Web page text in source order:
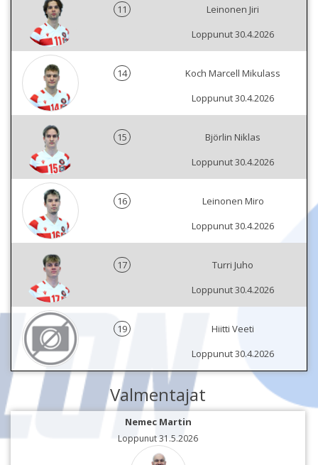
11
Leinonen Jiri
Loppunut 30.4.2026
14
Koch Marcell Mikulass
Loppunut 30.4.2026
15
Björlin Niklas
Loppunut 30.4.2026
16
Leinonen Miro
Loppunut 30.4.2026
17
Turri Juho
Loppunut 30.4.2026
19
Hiitti Veeti
Loppunut 30.4.2026
Valmentajat
Nemec Martin
Loppunut 31.5.2026